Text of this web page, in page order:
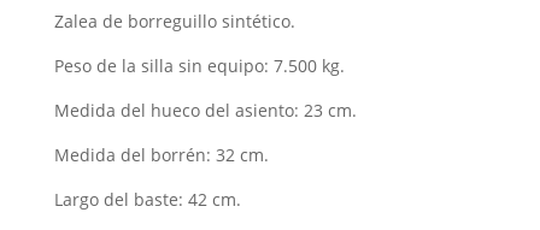
Zalea de borreguillo sintético.
Peso de la silla sin equipo: 7.500 kg.
Medida del hueco del asiento: 23 cm.
Medida del borrén: 32 cm.
Largo del baste: 42 cm.